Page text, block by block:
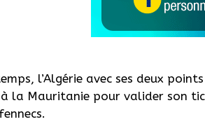
l’Algérie avec ses deux
la Mauritanie pour valider son